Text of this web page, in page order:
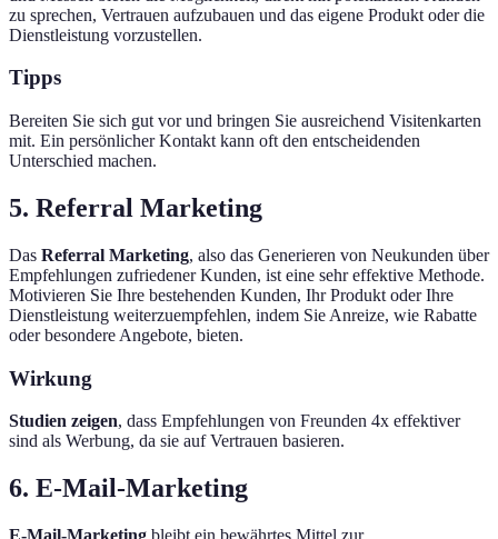
zu sprechen, Vertrauen aufzubauen und das eigene Produkt oder die
Dienstleistung vorzustellen.
Tipps
Bereiten Sie sich gut vor und bringen Sie ausreichend Visitenkarten
mit. Ein persönlicher Kontakt kann oft den entscheidenden
Unterschied machen.
5. Referral Marketing
Das Referral Marketing, also das Generieren von Neukunden über
Empfehlungen zufriedener Kunden, ist eine sehr effektive Methode.
Motivieren Sie Ihre bestehenden Kunden, Ihr Produkt oder Ihre
Dienstleistung weiterzuempfehlen, indem Sie Anreize, wie Rabatte
oder besondere Angebote, bieten.
Wirkung
Studien zeigen, dass Empfehlungen von Freunden 4x effektiver
sind als Werbung, da sie auf Vertrauen basieren.
6. E-Mail-Marketing
E-Mail-Marketing bleibt ein bewährtes Mittel zur